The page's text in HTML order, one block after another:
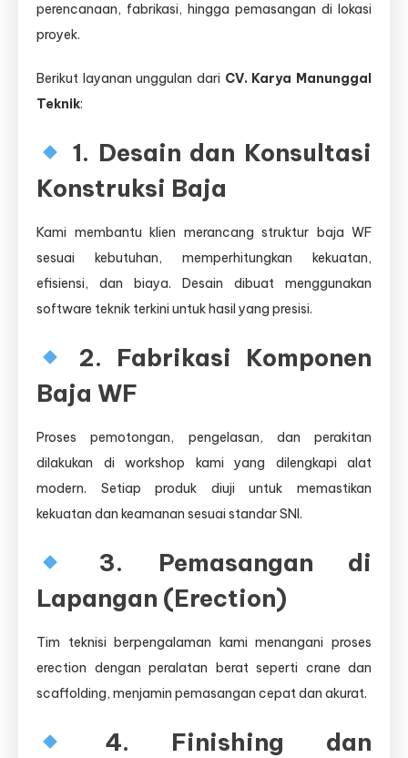
perencanaan, fabrikasi, hingga pemasangan di lokasi
proyek.
Berikut layanan unggulan dari CV. Karya Manunggal
Teknik:
1. Desain dan Konsultasi
Konstruksi Baja
Kami membantu klien merancang struktur baja WF
sesuai kebutuhan, memperhitungkan kekuatan,
efisiensi, dan biaya. Desain dibuat menggunakan
software teknik terkini untuk hasil yang presisi.
2. Fabrikasi Komponen
Baja WF
Proses pemotongan, pengelasan, dan perakitan
dilakukan di workshop kami yang dilengkapi alat
modern. Setiap produk diuji untuk memastikan
kekuatan dan keamanan sesuai standar SNI.
3. Pemasangan di
Lapangan (Erection)
Tim teknisi berpengalaman kami menangani proses
erection dengan peralatan berat seperti crane dan
scaffolding, menjamin pemasangan cepat dan akurat.
4. Finishing dan